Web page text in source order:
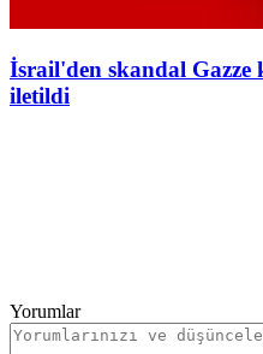
İsrail'den skandal Gazze
iletildi
Yorumlar